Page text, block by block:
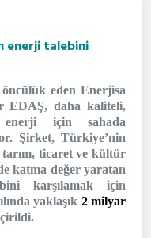
enerji talebini
eden Enerjisa
EDAŞ, daha kaliteli,
için sahada
Şirket, Türkiye’nin
ticaret ve kültür
katma değer yaratan
karşılamak için
yaklaşık 2 milyar